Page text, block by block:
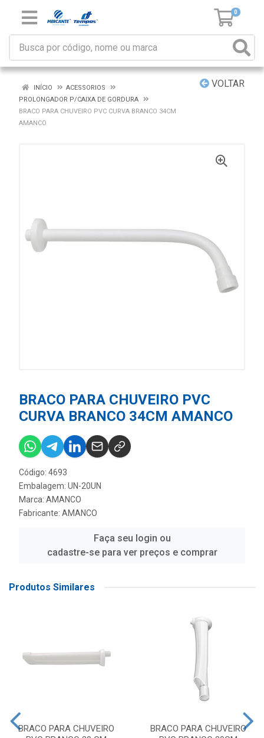
0
VOLTAR
INÍCIO
ACESSORIOS
PROLONGADOR P/CAIXA DE GORDURA
BRACO PARA CHUVEIRO PVC CURVA BRANCO 34CM
AMANCO
BRACO PARA CHUVEIRO PVC
CURVA BRANCO 34CM AMANCO
Código: 4693
Embalagem: UN-20UN
Marca: AMANCO
Fabricante: AMANCO
Faça seu login ou
cadastre-se para ver preços e comprar
Produtos Similares
BRACO PARA CHUVEIRO
BRACO PARA CHUVEIRO